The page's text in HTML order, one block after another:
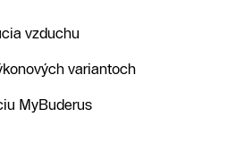
vzduchu
variantoch
MyBuderus